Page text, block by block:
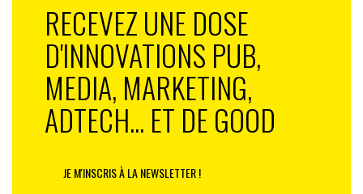
RECEVEZ UNE DOSE
D'INNOVATIONS PUB,
MEDIA, MARKETING,
ADTECH... ET DE GOOD
JE M'INSCRIS À LA NEWSLETTER !